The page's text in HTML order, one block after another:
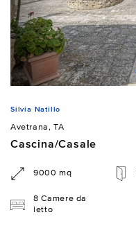
Silvia Natillo
Avetrana, TA
Cascina/Casale
9000 mq
8 Camere da
letto